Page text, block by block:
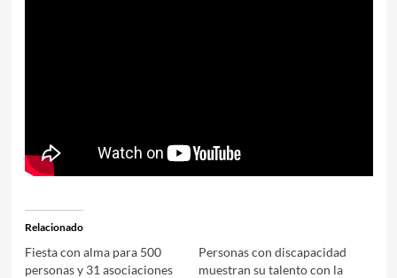
Relacionado
Fiesta con alma para 500
personas y 31 asociaciones
Personas con discapacidad
muestran su talento con la